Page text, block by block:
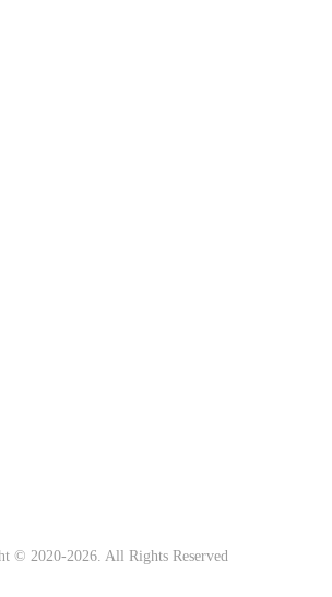
© 2020-2026. All Rights Reserved